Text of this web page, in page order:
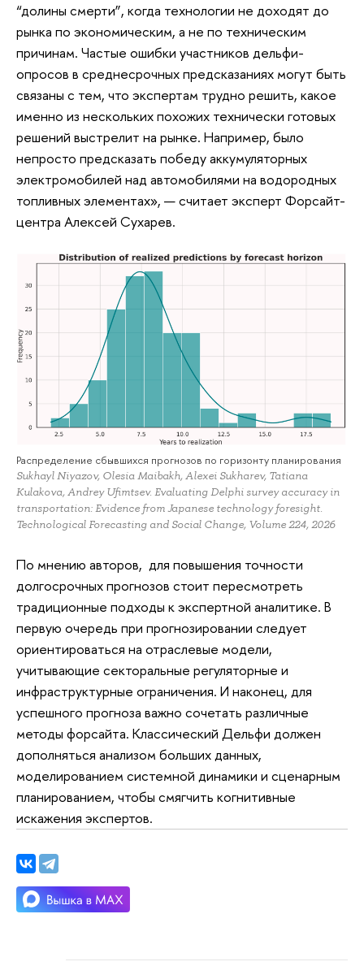
“долины смерти”, когда технологии не доходят до
рынка по экономическим, а не по техническим
причинам. Частые ошибки участников дельфи-
опросов в среднесрочных предсказаниях могут быть
связаны с тем, что экспертам трудно решить, какое
именно из нескольких похожих технически готовых
решений выстрелит на рынке. Например, было
непросто предсказать победу аккумуляторных
электромобилей над автомобилями на водородных
топливных элементах», — считает эксперт Форсайт-
центра Алексей Сухарев.
Распределение сбывшихся прогнозов по горизонту планирования
Sukhayl Niyazov, Olesia Maibakh, Alexei Sukharev, Tatiana
Kulakova, Andrey Ufimtsev. Evaluating Delphi survey accuracy in
transportation: Evidence from Japanese technology foresight.
Technological Forecasting and Social Change, Volume 224, 2026
По мнению авторов, для повышения точности
долгосрочных прогнозов стоит пересмотреть
традиционные подходы к экспертной аналитике. В
первую очередь при прогнозировании следует
ориентироваться на отраслевые модели,
учитывающие секторальные регуляторные и
инфраструктурные ограничения. И наконец, для
успешного прогноза важно сочетать различные
методы форсайта. Классический Дельфи должен
дополняться анализом больших данных,
моделированием системной динамики и сценарным
планированием, чтобы смягчить когнитивные
искажения экспертов.